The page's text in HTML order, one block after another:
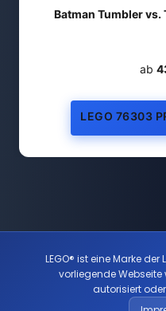
Batman Tumbler vs.
ab
LEGO 76303
LEGO® ist eine Marke
vorliegende
autorisiert